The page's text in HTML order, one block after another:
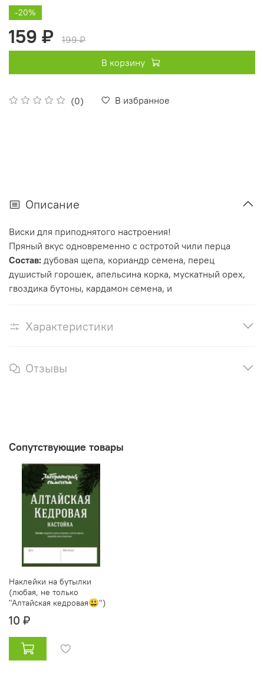
(0) В избранное
-20%
159 ₽
199 ₽
В корзину
Описание
Виски для приподнятого настроения!
Пряный вкус одновременно с остротой чили перца
Состав: дубовая щепа, кориандр семена, перец
душистый горошек, апельсина корка, мускатный орех,
гвоздика бутоны, кардамон семена, и
Характеристики
Отзывы
Сопутствующие товары
Наклейки на бутылки
(любая, не только
"Алтайская кедровая😃")
10 ₽